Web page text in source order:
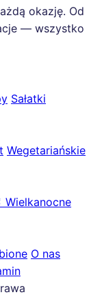
okazję. Od
— wszystko
Sałatki
Wegetariańskie
Wielkanocne
O nas